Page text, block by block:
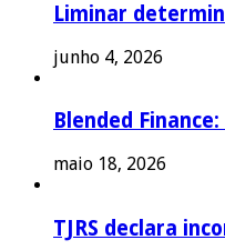
Liminar
junho 4, 2026
Blended
maio 18, 2026
TJRS declara